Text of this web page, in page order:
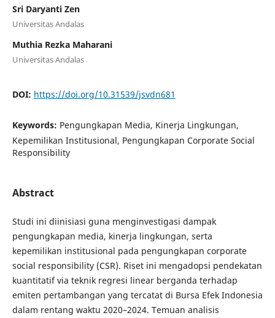
Sri Daryanti Zen
Universitas Andalas
Muthia Rezka Maharani
Universitas Andalas
DOI: https://doi.org/10.31539/jsvdn681
Keywords: Pengungkapan Media, Kinerja Lingkungan,
Kepemilikan Institusional, Pengungkapan Corporate Social
Responsibility
Abstract
Studi ini diinisiasi guna menginvestigasi dampak
pengungkapan media, kinerja lingkungan, serta
kepemilikan institusional pada pengungkapan corporate
social responsibility (CSR). Riset ini mengadopsi pendekatan
kuantitatif via teknik regresi linear berganda terhadap
emiten pertambangan yang tercatat di Bursa Efek Indonesia
dalam rentang waktu 2020–2024. Temuan analisis